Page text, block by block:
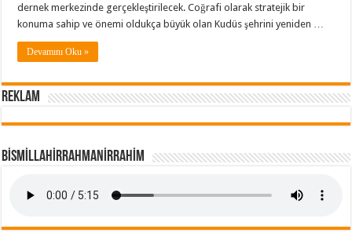
dernek merkezinde gerçekleştirilecek. Coğrafi olarak stratejik bir
konuma sahip ve önemi oldukça büyük olan Kudüs şehrini yeniden …
Devamını Oku »
REKLAM
BİSMİLLAHİRRAHMANİRRAHİM